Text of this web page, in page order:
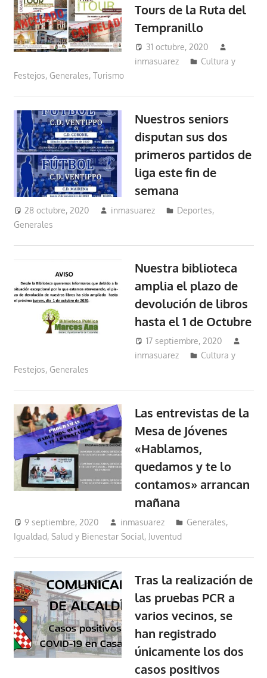
Tours de la Ruta del
Tempranillo
31 octubre, 2020
inmasuarez
Cultura y
Festejos, Generales, Turismo
Nuestros seniors
disputan sus dos
primeros partidos de
liga este fin de
semana
28 octubre, 2020 inmasuarez Deportes,
Generales
Nuestra biblioteca
amplia el plazo de
devolución de libros
hasta el 1 de Octubre
17 septiembre, 2020
inmasuarez
Cultura y
Festejos, Generales
Las entrevistas de la
Mesa de Jóvenes
«Hablamos,
quedamos y te lo
contamos» arrancan
mañana
9 septiembre, 2020 inmasuarez Generales,
Igualdad, Salud y Bienestar Social, Juventud
Tras la realización de
las pruebas PCR a
varios vecinos, se
han registrado
únicamente los dos
casos positivos